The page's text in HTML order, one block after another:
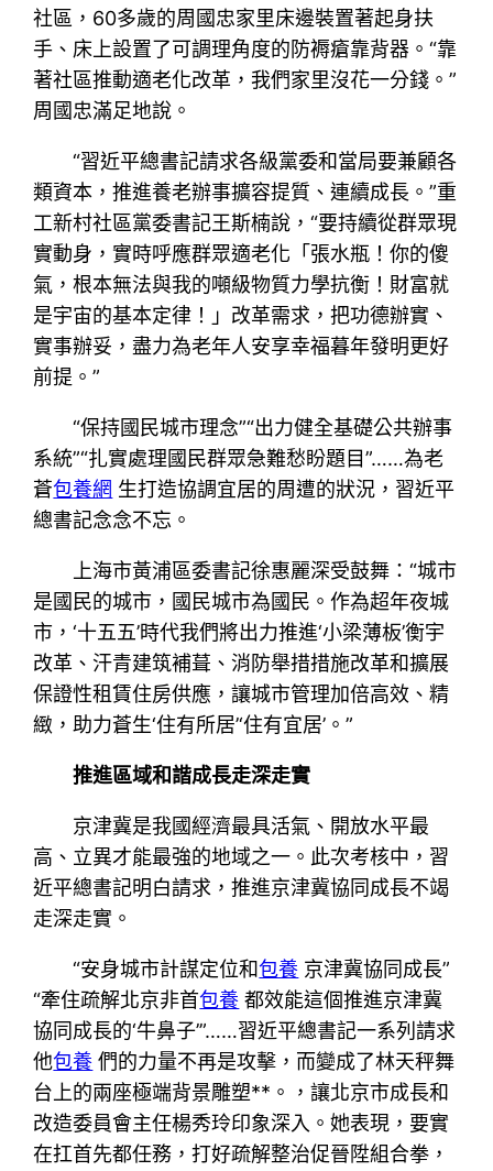
社區，60多歲的周國忠家里床邊裝置著起身扶
手、床上設置了可調理角度的防褥瘡靠背器。“靠
著社區推動適老化改革，我們家里沒花一分錢。”
周國忠滿足地說。
“習近平總書記請求各級黨委和當局要兼顧各
類資本，推進養老辦事擴容提質、連續成長。”重
工新村社區黨委書記王斯楠說，“要持續從群眾現
實動身，實時呼應群眾適老化「張水瓶！你的傻
氣，根本無法與我的噸級物質力學抗衡！財富就
是宇宙的基本定律！」改革需求，把功德辦實、
實事辦妥，盡力為老年人安享幸福暮年發明更好
前提。”
“保持國民城市理念”“出力健全基礎公共辦事
系統”“扎實處理國民群眾急難愁盼題目”……為老
蒼包養網 生打造協調宜居的周遭的狀況，習近平
總書記念念不忘。
上海市黃浦區委書記徐惠麗深受鼓舞：“城市
是國民的城市，國民城市為國民。作為超年夜城
市，‘十五五’時代我們將出力推進‘小梁薄板’衡宇
改革、汗青建筑補葺、消防舉措措施改革和擴展
保證性租賃住房供應，讓城市管理加倍高效、精
緻，助力蒼生‘住有所居’‘住有宜居’。”
推進區域和諧成長走深走實
京津冀是我國經濟最具活氣、開放水平最
高、立異才能最強的地域之一。此次考核中，習
近平總書記明白請求，推進京津冀協同成長不竭
走深走實。
“安身城市計謀定位和包養 京津冀協同成長”
“牽住疏解北京非首包養 都效能這個推進京津冀
協同成長的‘牛鼻子’”……習近平總書記一系列請求
他包養 們的力量不再是攻擊，而變成了林天秤舞
台上的兩座極端背景雕塑**。，讓北京市成長和
改造委員會主任楊秀玲印象深入。她表現，要實
在扛首先都任務，打好疏解整治促晉陞組合拳，